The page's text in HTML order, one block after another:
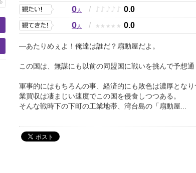
0人 / ♪ ♪ ♪ ♪ ♪ 0.0
0人 / ★ ★ ★ ★ ★ 0.0
―あたりめぇよ！俺達は誰だ？扇動屋だよ。
この国は、無謀にも以前の同盟国に戦いを挑んで予想通
軍事的にはもちろんの事、経済的にも敗色は濃厚とな
業買収は凄まじい速度でこの国を侵食しつつある。
そんな戦時下の下町の工業地帯、湾台島の「扇動屋...